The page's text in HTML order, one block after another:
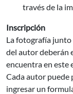
través de la
Inscripción
La fotografía junto
del autor deberán
encuentra en este
Cada autor puede
ingresar un